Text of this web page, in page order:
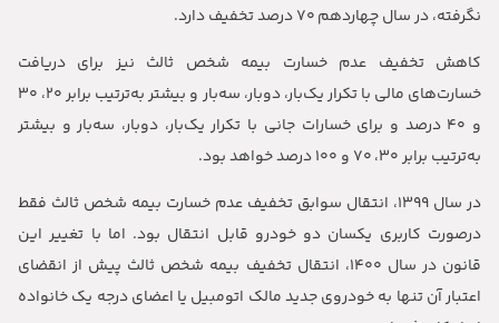
نگرفته، در سال چهاردهم ۷۰ درصد تخفیف دارد.
کاهش تخفیف عدم خسارت بیمه شخص ثالث نیز برای دریافت
خسارت‌های مالی با تکرار یک‌بار، دوبار، سه‌بار و بیشتر به‌ترتیب برابر ۲۰، ۳۰
و ۴۰ درصد و برای خسارات جانی با تکرار یک‌بار، دوبار، سه‌بار و بیشتر
به‌ترتیب برابر ۳۰، ۷۰ و ۱۰۰ درصد خواهد بود.
در سال 1399، انتقال سوابق تخفیف عدم خسارت بیمه شخص ثالث فقط
درصورت کاربری یکسان دو خودرو قابل انتقال بود. اما با تغییر این
قانون در سال ۱۴۰۰، انتقال تخفیف بیمه شخص ثالث پیش از انقضای
اعتبار آن تنها به خودروی جدید مالک اتومبیل یا اعضای درجه یک خانواده